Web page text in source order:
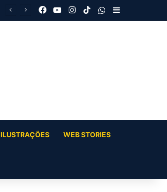
Facebook
YouTubeInstagram
TikTokWhatsApp
Barra Lateral
ILUSTRAÇÕES WEB STORIES